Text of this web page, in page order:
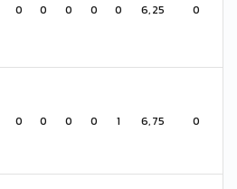
0 0 0 0 0 6,25 0
0 0 0 0 1 6,75 0